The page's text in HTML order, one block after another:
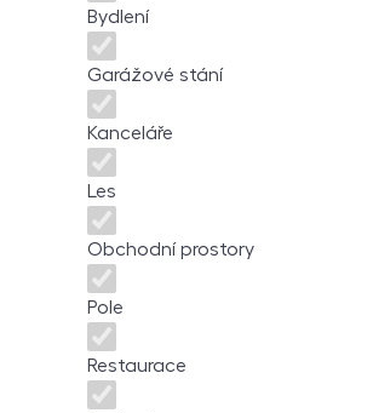
Bydlení
Garážové stání
Kanceláře
Les
Obchodní prostory
Pole
Restaurace